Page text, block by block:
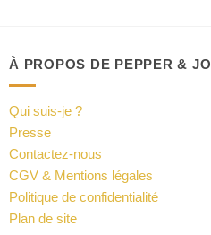
À PROPOS DE PEPPER &
Qui suis-je ?
Presse
Contactez-nous
CGV & Mentions légales
Politique de confidentialité
Plan de site